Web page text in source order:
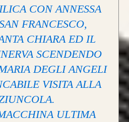
CON ANNESSA
FRANCESCO,
CHIARA ED IL
SCENDENDO
DEGLI ANGELI
VISITA ALLA
ULTIMA